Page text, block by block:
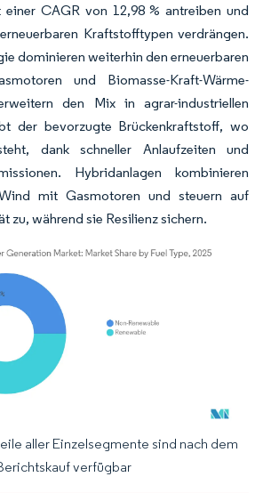
CAGR von 12,98 % antreiben und
Kraftstofftypen verdrängen.
dominieren weiterhin den erneuerbaren
und Biomasse-Kraft-Wärme-
den Mix in agrar-industriellen
der bevorzugte Brückenkraftstoff, wo
dank schneller Anlaufzeiten und
Hybridanlagen kombinieren
mit Gasmotoren und steuern auf
zu, während sie Resilienz sichern.
Wiederverwendung erfordert Namensnennung
aller Einzelsegmente sind nach dem
verfügbar